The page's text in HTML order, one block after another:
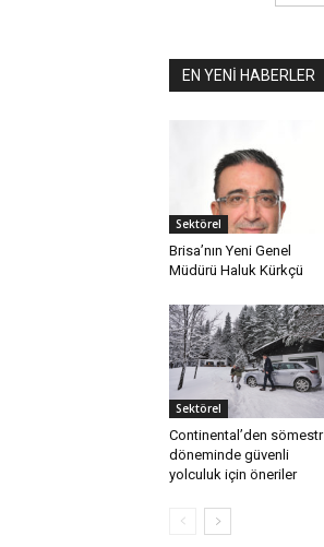
EN YENİ HABERLER
Sektörel
Brisa’nın Yeni Genel
Müdürü Haluk Kürkçü
Sektörel
Continental’den sömestr
döneminde güvenli
yolculuk için öneriler